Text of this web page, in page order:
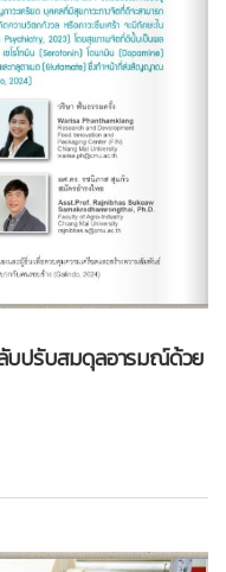
ลับปรับสมดุลอารมณ์ด้วย